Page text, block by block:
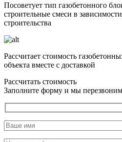
Посоветует тип газобетонного
строительные смеси в
строительства
Рассчитает стоимость
объекта вместе с доставкой
Рассчитать стоимость
Заполните форму и мы